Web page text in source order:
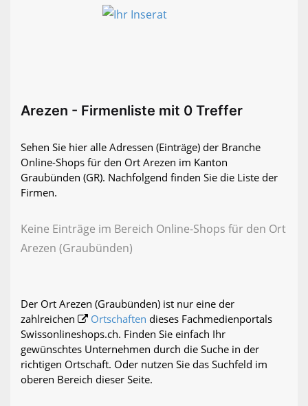
Arezen - Firmenliste mit 0 Treffer
Sehen Sie hier alle Adressen (Einträge) der Branche
Online-Shops für den Ort Arezen im Kanton
Graubünden (GR). Nachfolgend finden Sie die Liste der
Firmen.
Keine Einträge im Bereich Online-Shops für den Ort
Arezen (Graubünden)
Der Ort Arezen (Graubünden) ist nur eine der
zahlreichen
Ortschaften dieses Fachmedienportals
Swissonlineshops.ch. Finden Sie einfach Ihr
gewünschtes Unternehmen durch die Suche in der
richtigen Ortschaft. Oder nutzen Sie das Suchfeld im
oberen Bereich dieser Seite.